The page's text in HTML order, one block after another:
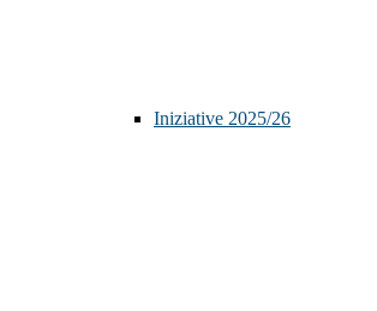
Iniziative 2025/26